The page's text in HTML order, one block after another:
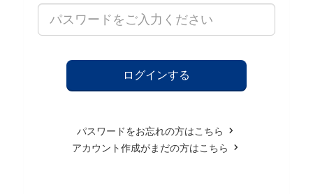
パスワードをお忘れの方はこちら
アカウント作成がまだの方はこちら